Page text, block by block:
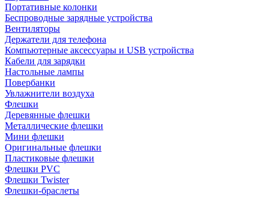
Портативные колонки
Беспроводные зарядные устройства
Вентиляторы
Держатели для телефона
Компьютерные аксессуары и USB устройства
Кабели для зарядки
Настольные лампы
Повербанки
Увлажнители воздуха
Флешки
Деревянные флешки
Металлические флешки
Мини флешки
Оригинальные флешки
Пластиковые флешки
Флешки PVC
Флешки Twister
Флешки-браслеты